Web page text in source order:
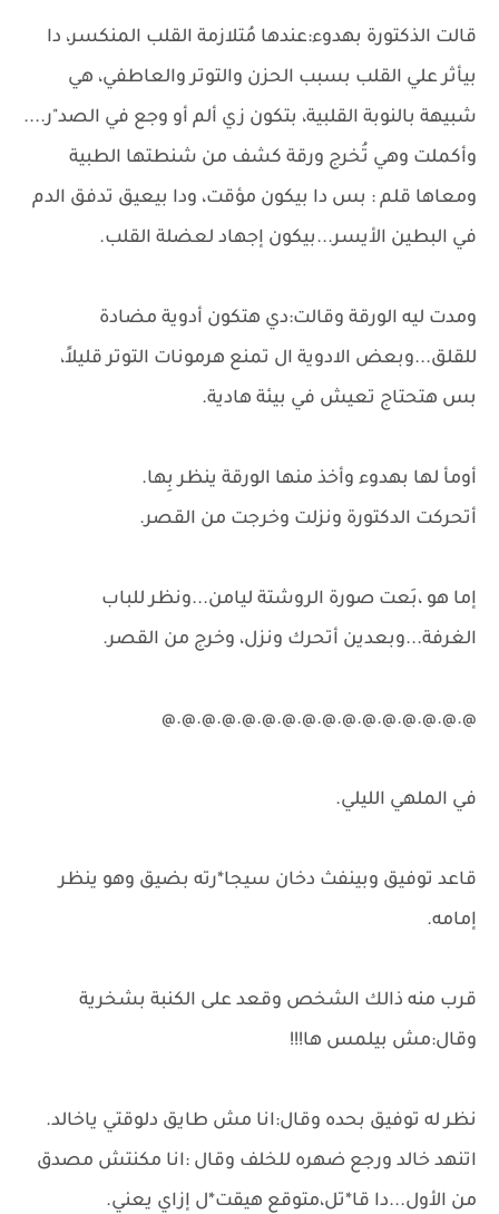
قالت الذكتورة بهدوء:عندها مُتلازمة القلب المنكسر، دا
بيأثر علي القلب بسبب الحزن والتوتر والعاطفي، هي
شبيهة بالنوبة القلبية، بتكون زي ألم أو وجع في الصد"ر....
وأكملت وهي تُخرج ورقة كشف من شنطتها الطبية
ومعاها قلم : بس دا بيكون مؤقت، ودا بيعيق تدفق الدم
في البطين الأيسر...بيكون إجهاد لعضلة القلب.
ومدت ليه الورقة وقالت:دي هتكون أدوية مضادة
للقلق...وبعض الادوية ال تمنع هرمونات التوتر قليلاً،
بس هتحتاج تعيش في بيئة هادية.
أومأ لها بهدوء وأخذ منها الورقة ينظر بِها.
أتحركت الدكتورة ونزلت وخرجت من القصر.
إما هو ،بَعت صورة الروشتة ليامن...ونظر للباب
الغرفة...وبعدين أتحرك ونزل، وخرج من القصر.
@.@.@.@.@.@.@.@.@.@.@.@.@.@.@.@
في الملهي الليلي.
قاعد توفيق وبينفث دخان سيجا*رته بضيق وهو ينظر
إمامه.
قرب منه ذالك الشخص وقعد على الكنبة بشخرية
وقال:مش بيلمس ها!!!
نظر له توفيق بحده وقال:انا مش طايق دلوقتي ياخالد.
اتنهد خالد ورجع ضهره للخلف وقال :انا مكنتش مصدق
من الأول...دا قا*تل،متوقع هيقت*ل إزاي يعني.